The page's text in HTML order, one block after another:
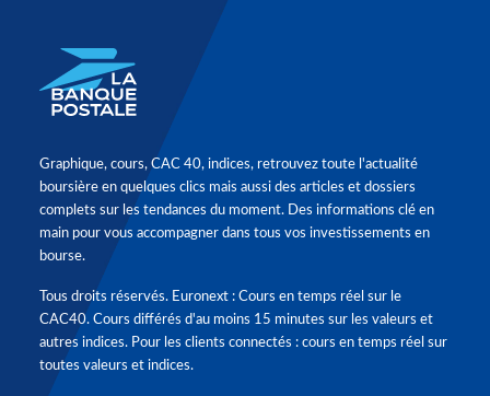
Graphique, cours, CAC 40, indices, retrouvez toute l'actualité
boursière en quelques clics mais aussi des articles et dossiers
complets sur les tendances du moment. Des informations clé en
main pour vous accompagner dans tous vos investissements en
bourse.
Tous droits réservés. Euronext : Cours en temps réel sur le
CAC40. Cours différés d'au moins 15 minutes sur les valeurs et
autres indices. Pour les clients connectés : cours en temps réel sur
toutes valeurs et indices.